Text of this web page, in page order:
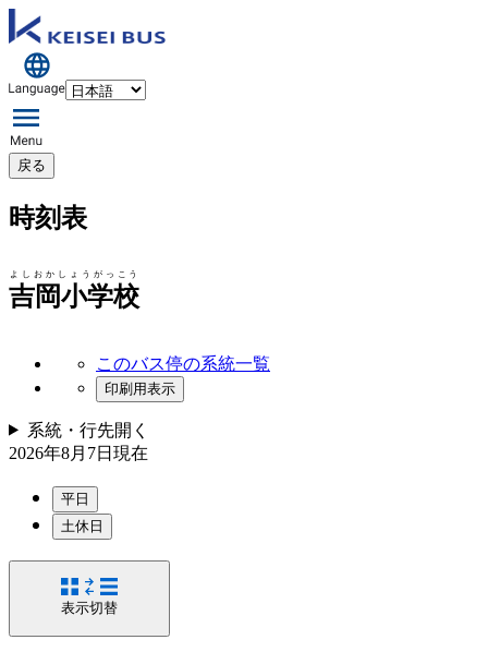
戻る
時刻表
吉岡小学校
よしおかしょうがっこう
このバス停の系統一覧
印刷用表示
系統・行先開く
2026年8月7日 現在
平日
土休日
表示切替